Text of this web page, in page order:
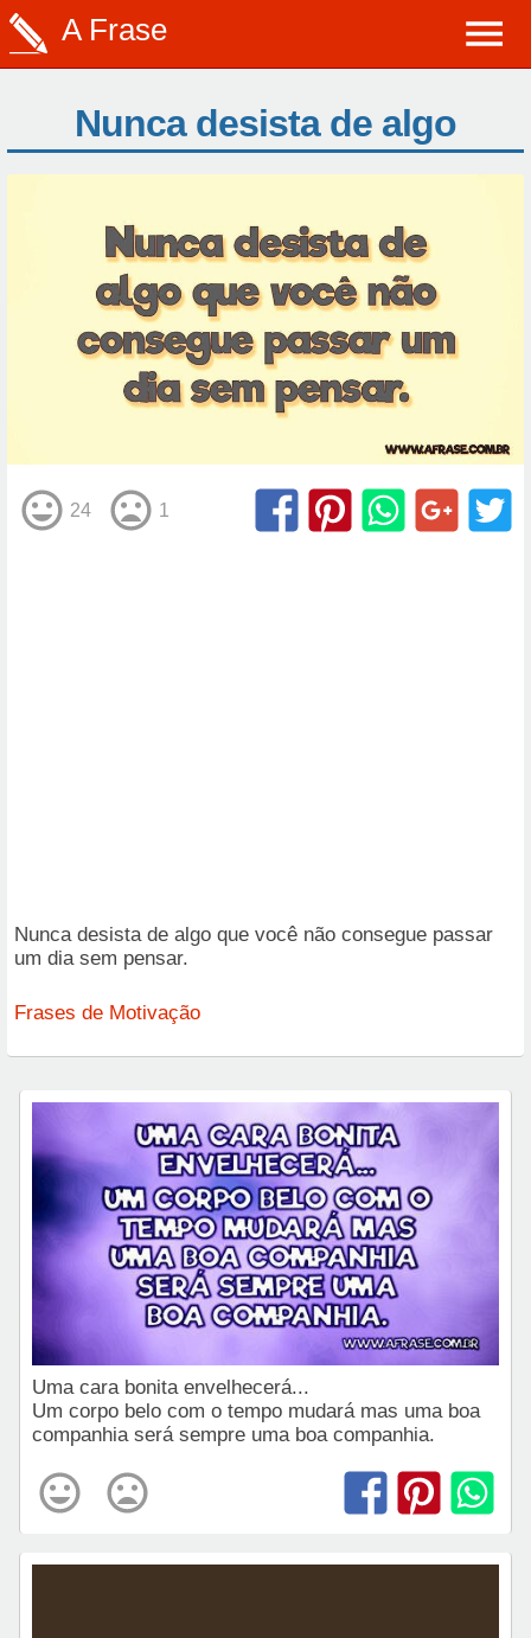
A Frase
Nunca desista de algo
24 1
Nunca desista de algo que você não consegue passar
um dia sem pensar.
Frases de Motivação
Uma cara bonita envelhecerá...
Um corpo belo com o tempo mudará mas uma boa
companhia será sempre uma boa companhia.